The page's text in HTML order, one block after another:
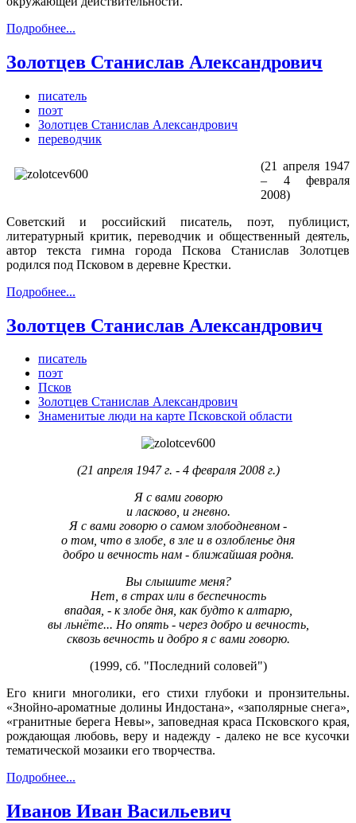
Подробнее...
Золотцев Станислав Александрович
писатель
поэт
Золотцев Станислав Александрович
переводчик
(21 апреля 1947
– 4 февраля
2008)
Советский и российский писатель, поэт, публицист,
литературный критик, переводчик и общественный деятель,
автор текста гимна города Пскова Станислав Золотцев
родился под Псковом в деревне Крестки.
Подробнее...
Золотцев Станислав Александрович
писатель
поэт
Псков
Золотцев Станислав Александрович
Знаменитые люди на карте Псковской области
(21 апреля 1947 г. - 4 февраля 2008 г.)
Я с вами говорю
и ласково, и гневно.
Я с вами говорю о самом злободневном -
о том, что в злобе, в зле и в озлобленье дня
добро и вечность нам - ближайшая родня.
Вы слышите меня?
Нет, в страх или в беспечность
впадая, - к злобе дня, как будто к алтарю,
вы льнёте... Но опять - через добро и вечность,
сквозь вечность и добро я с вами говорю.
(1999, сб. "Последний соловей")
Его книги многолики, его стихи глубоки и пронзительны.
«Знойно-ароматные долины Индостана», «заполярные снега»,
«гранитные берега Невы», заповедная краса Псковского края,
рождающая любовь, веру и надежду - далеко не все кусочки
тематической мозаики его творчества.
Подробнее...
Иванов Иван Васильевич